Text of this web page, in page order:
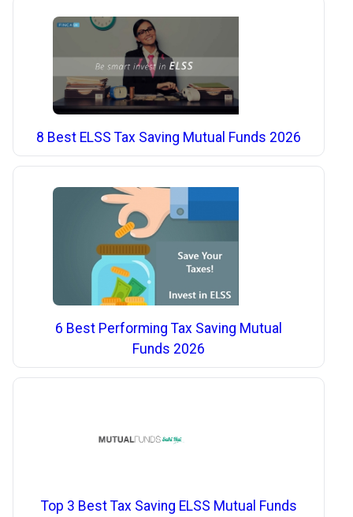
8 Best ELSS Tax Saving Mutual Funds 2026
6 Best Performing Tax Saving Mutual
Funds 2026
Top 3 Best Tax Saving ELSS Mutual Funds